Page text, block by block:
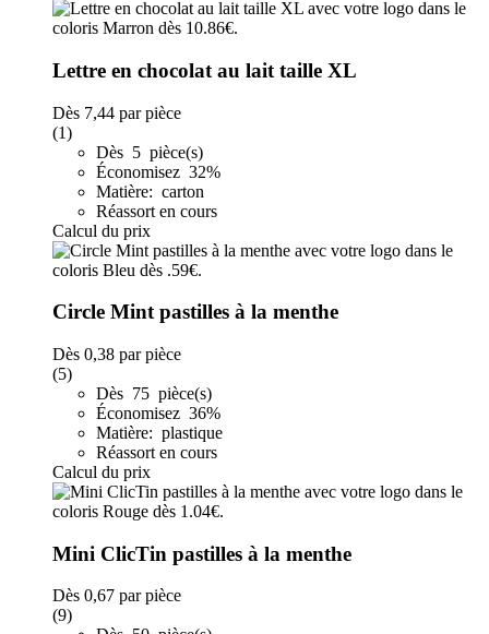
Lettre en chocolat au lait taille XL
Dès 7,44 par pièce
(1)
Dès 5 pièce(s)
Économisez 32%
Matière: carton
Réassort en cours
Calcul du prix
Circle Mint pastilles à la menthe
Dès 0,38 par pièce
(5)
Dès 75 pièce(s)
Économisez 36%
Matière: plastique
Réassort en cours
Calcul du prix
Mini ClicTin pastilles à la menthe
Dès 0,67 par pièce
(9)